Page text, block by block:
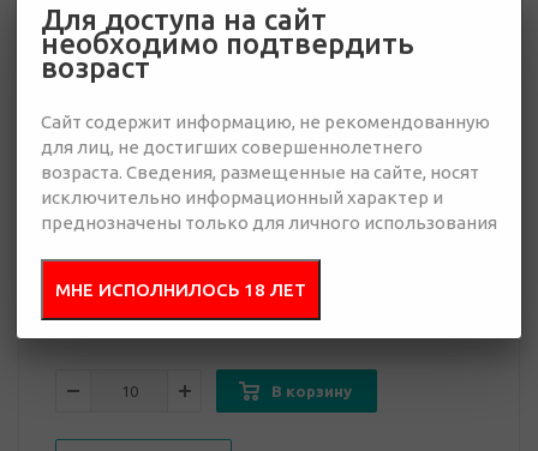
6 830 руб.
Много
запрос
В корзину
Для доступа на сайт
необходимо подтвердить
возраст
Сайт содержит информацию, не рекомендованную
для лиц, не достигших совершеннолетнего
возраста. Сведения, размещенные на сайте, носят
исключительно информационный характер и
преднозначены только для личного использования
МНЕ ИСПОЛНИЛОСЬ 18 ЛЕТ